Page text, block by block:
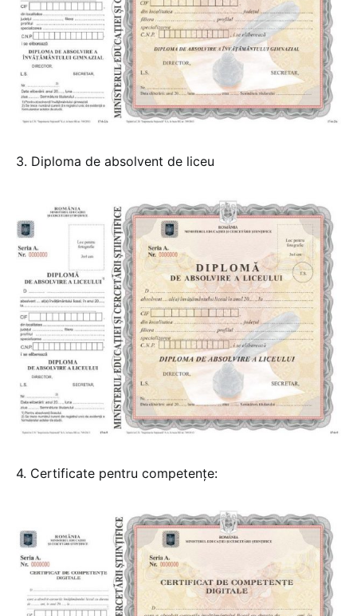
3. Diploma de absolvent de liceu
4. Certificate pentru competențe: